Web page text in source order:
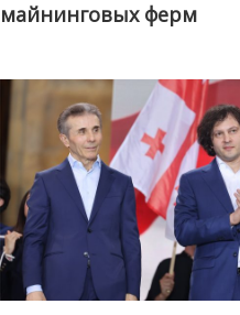
майнинговых ферм